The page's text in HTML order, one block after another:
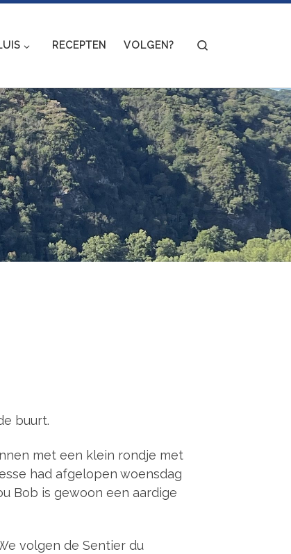
RECEPTEN VOLGEN?
buurt.
met een klein rondje met
had afgelopen woensdag
Bob is gewoon een aardige
volgen de Sentier du